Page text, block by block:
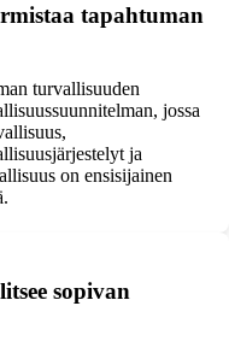
tapahtuman
turvallisuuden
jossa
ja
on ensisijainen
sopivan